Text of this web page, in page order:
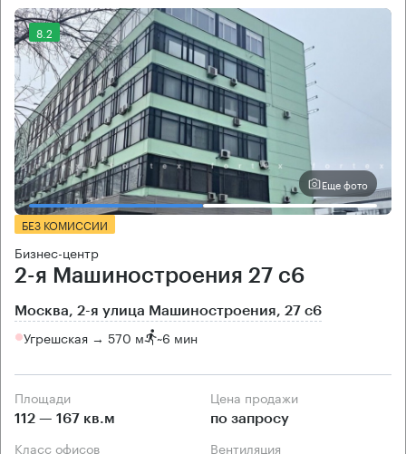
8.2
Еще фото
БЕЗ КОМИССИИ
Бизнес-центр
2-я Машиностроения 27 с6
Москва, 2-я улица Машиностроения, 27 с6
Угрешская → 570 м ~6 мин
Площади
112 — 167 кв.м
Цена продажи
по запросу
Класс офисов Вентиляция